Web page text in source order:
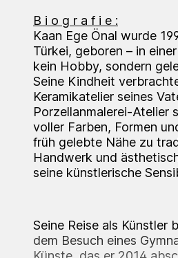
B i o g r a f i e :
Kaan Ege Önal wurde
Türkei, geboren – in
kein Hobby, sondern
Seine Kindheit
Keramikatelier seines
Porzellanmalerei-Atelier
voller Farben, Formen
früh gelebte Nähe zu
Handwerk und
seine künstlerische
Seine Reise als Künstler
dem Besuch eines